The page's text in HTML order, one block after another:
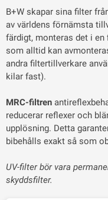
B+W skapar sina filter
av världens förnämsta
färdigt, monteras det i
som alltid kan
andra filtertillverkare
kilar fast).
MRC-filtren
reducerar reflexer och
upplösning. Detta
bibehålls exakt så som
UV-filter bör vara
skyddsfilter.